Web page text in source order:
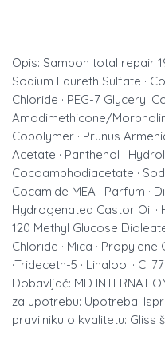
Opis: Sampon total repair
Sodium Laureth Sulfate ·
Chloride · PEG-7 Glyceryl
Amodimethicone/
Copolymer · Prunus
Acetate · Panthenol ·
Cocoamphodiacetate ·
Cocamide MEA · Parfum ·
Hydrogenated Castor Oil ·
120 Methyl Glucose
Chloride · Mica · Propylene
·Trideceth-5 · Linalool · CI
Dobavljač: MD
za upotrebu: Upotreba:
pravilniku o kvalitetu: Gliss